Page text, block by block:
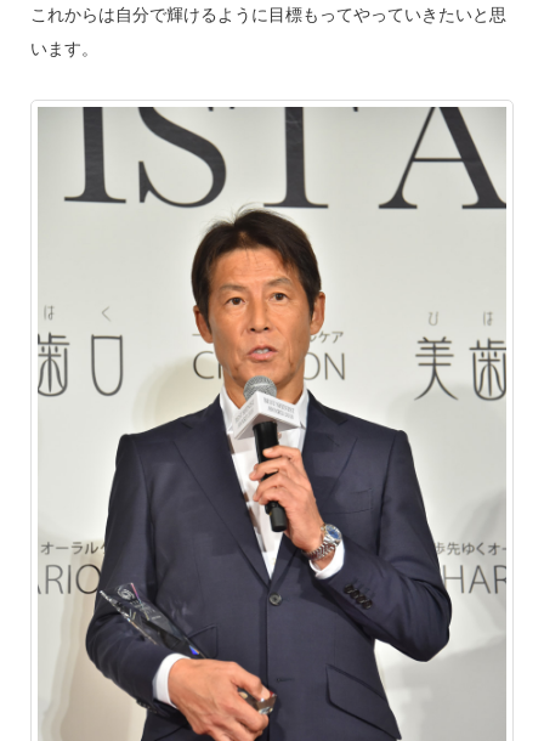
これからは自分で輝けるように目標もってやっていきたいと思
います。